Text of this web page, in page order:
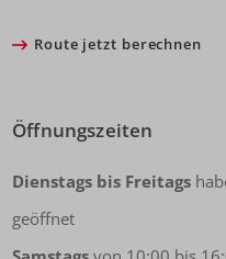
Route jetzt berechnen
Öffnungszeiten
Dienstags bis Freitags
geöffnet